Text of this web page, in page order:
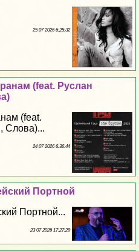
25 07 2026 6:25:32
(feat. Руслан
(feat.
Слова)...
24 07 2026 6:36:44
Портной
Портной...
23 07 2026 17:27:29